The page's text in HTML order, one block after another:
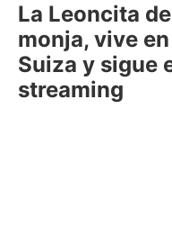
La Leoncita
monja, vive
Suiza y sigue
streaming